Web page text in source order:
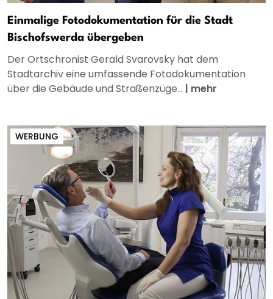
Einmalige Fotodokumentation für die Stadt
Bischofswerda übergeben
Der Ortschronist Gerald Svarovsky hat dem
Stadtarchiv eine umfassende Fotodokumentation
über die Gebäude und Straßenzüge... | mehr
WERBUNG